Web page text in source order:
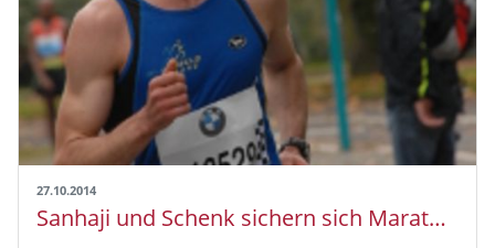
27.10.2014
Sanhaji und Schenk sichern sich Marathon-Titel – Nina Stöcker schnellste Hessin